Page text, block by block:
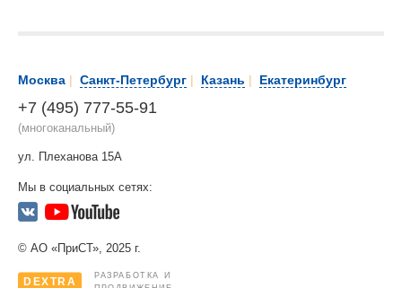
Москва | Санкт-Петербург | Казань | Екатеринбург
+7 (495) 777-55-91
(многоканальный)
ул. Плеханова 15А
Мы в социальных сетях:
© АО «ПриСТ», 2025 г.
DEXTRA
РАЗРАБОТКА И